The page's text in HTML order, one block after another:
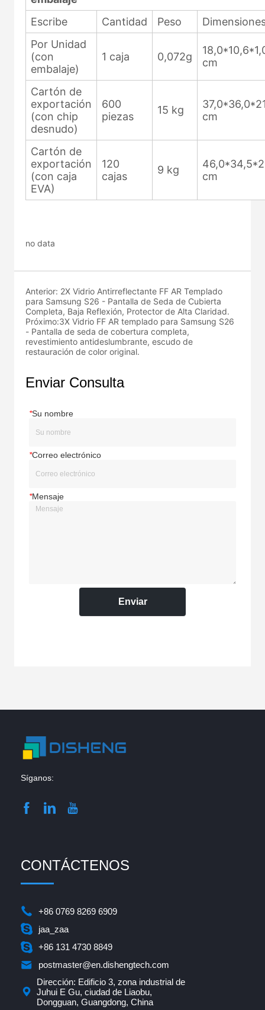
no data
Anterior: 2X Vidrio Antirreflectante FF AR Templado
para Samsung S26 - Pantalla de Seda de Cubierta
Completa, Baja Reflexión, Protector de Alta Claridad.
Próximo:3X Vidrio FF AR templado para Samsung S26
- Pantalla de seda de cobertura completa,
revestimiento antideslumbrante, escudo de
restauración de color original.
Enviar Consulta
*Su nombre
*Correo electrónico
*Mensaje
Enviar
Síganos:
CONTÁCTENOS
+86 0769 8269 6909
jaa_zaa
+86 131 4730 8849
postmaster@en.dishengtech.com
Dirección: Edificio 3, zona industrial de
Juhui E Gu, ciudad de Liaobu,
Dongguan, Guangdong, China